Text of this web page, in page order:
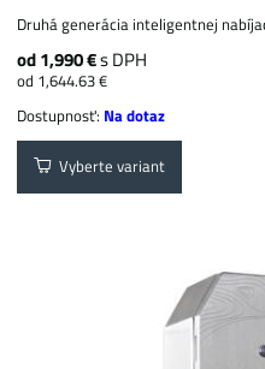
Druhá generácia inteligentnej
od 1,990 €s DPH
od 1,644.63 €
Dostupnosť: Na dotaz
Vyberte variant